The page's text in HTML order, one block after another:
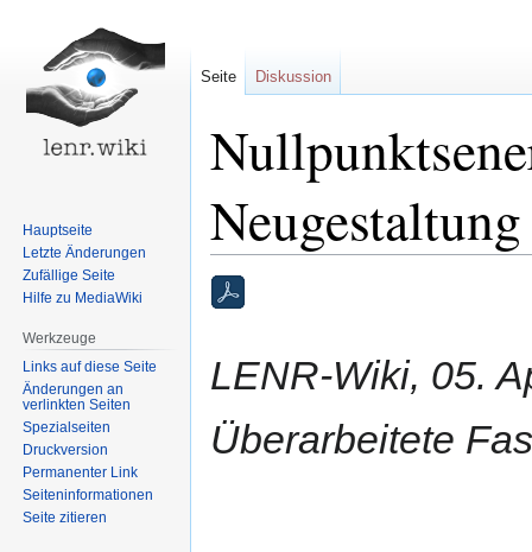
Zur
Navigation
Zur
Suche
LENR-Wiki, 05.
Überarbeitete
Seite Diskussion
Hauptseite
Letzte Änderungen
Zufällige Seite
Hilfe zu MediaWiki
Werkzeuge
Links auf diese Seite
Änderungen an
verlinkten Seiten
Spezialseiten
Druckversion
Permanenter Link
Seiten­informationen
Seite zitieren